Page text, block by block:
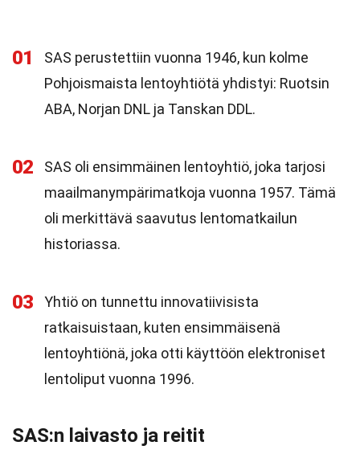
01
SAS perustettiin vuonna 1946, kun kolme
Pohjoismaista lentoyhtiötä yhdistyi: Ruotsin
ABA, Norjan DNL ja Tanskan DDL.
02
SAS oli ensimmäinen lentoyhtiö, joka tarjosi
maailmanympärimatkoja vuonna 1957. Tämä
oli merkittävä saavutus lentomatkailun
historiassa.
03
Yhtiö on tunnettu innovatiivisista
ratkaisuistaan, kuten ensimmäisenä
lentoyhtiönä, joka otti käyttöön elektroniset
lentoliput vuonna 1996.
SAS:n laivasto ja reitit